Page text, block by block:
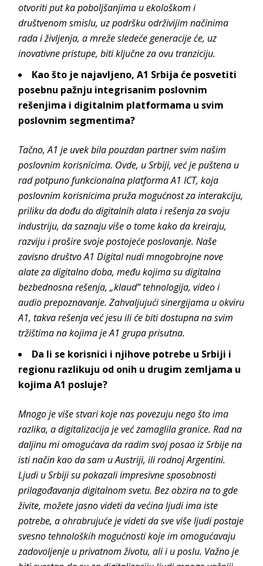
otvoriti put ka poboljšanjima u ekološkom i
društvenom smislu, uz podršku održivijim načinima
rada i življenja, a mreže sledeće generacije će, uz
inovativne pristupe, biti ključne za ovu tranziciju.
Kao što je najavljeno, A1 Srbija će posvetiti
posebnu pažnju integrisanim poslovnim
rešenjima i digitalnim platformama u svim
poslovnim segmentima?
Tačno, A1 je uvek bila pouzdan partner svim našim
poslovnim korisnicima. Ovde, u Srbiji, već je puštena u
rad potpuno funkcionalna platforma A1 ICT, koja
poslovnim korisnicima pruža mogućnost za interakciju,
priliku da dođu do digitalnih alata i rešenja za svoju
industriju, da saznaju više o tome kako da kreiraju,
razviju i prošire svoje postojeće poslovanje. Naše
zavisno društvo A1 Digital nudi mnogobrojne nove
alate za digitalno doba, među kojima su digitalna
bezbednosna rešenja, „klaud” tehnologija, video i
audio prepoznavanje. Zahvaljujući sinergijama u okviru
A1, takva rešenja već jesu ili će biti dostupna na svim
tržištima na kojima je A1 grupa prisutna.
Da li se korisnici i njihove potrebe u Srbiji i
regionu razlikuju od onih u drugim zemljama u
kojima A1 posluje?
Mnogo je više stvari koje nas povezuju nego što ima
razlika, a digitalizacija je već zamaglila granice. Rad na
daljinu mi omogućava da radim svoj posao iz Srbije na
isti način kao da sam u Austriji, ili rodnoj Argentini.
Ljudi u Srbiji su pokazali impresivne sposobnosti
prilagođavanja digitalnom svetu. Bez obzira na to gde
živite, možete jasno videti da većina ljudi ima iste
potrebe, a ohrabrujuće je videti da sve više ljudi postaje
svesno tehnoloških mogućnosti koje im omogućavaju
zadovoljenje u privatnom životu, ali i u poslu. Važno je